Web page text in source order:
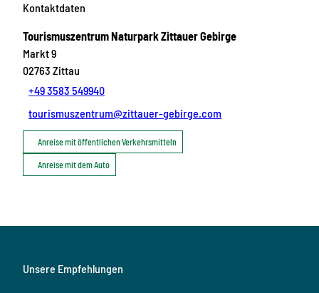
Kontaktdaten
Tourismuszentrum Naturpark Zittauer Gebirge
Markt 9
02763 Zittau
+49 3583 549940
tourismuszentrum@zittauer-gebirge.com
Anreise mit öffentlichen Verkehrsmitteln
Anreise mit dem Auto
Unsere Empfehlungen